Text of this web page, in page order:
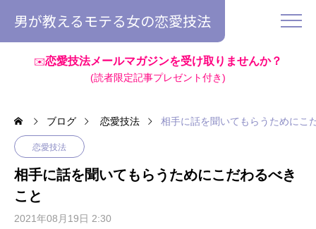
男が教えるモテる女の恋愛技法
✉️恋愛技法メールマガジンを受け取りませんか？
(読者限定記事プレゼント付き)
ブログ 恋愛技法 相手に話を聞いてもらうためにこ
恋愛技法
相手に話を聞いてもらうためにこだわるべき
こと
2021年08月19日 2:30